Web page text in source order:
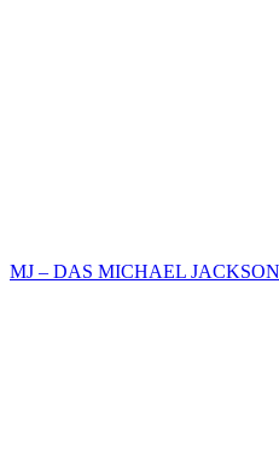
MJ – DAS MICHAEL